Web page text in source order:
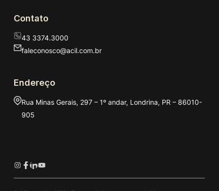
Contato
43 3374.3000
faleconosco@acil.com.br
Endereço
Rua Minas Gerais, 297 – 1º andar, Londrina, PR – 86010-
905
Instagram
Facebook
LinkedIn
Youtube